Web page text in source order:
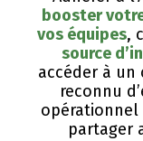
booster
vos équipes,
source
accéder à un
reconnu
opérationnel
partager